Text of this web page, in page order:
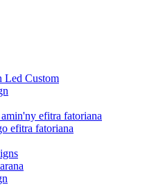
Led Custom
efitra fatoriana
efitra fatoriana